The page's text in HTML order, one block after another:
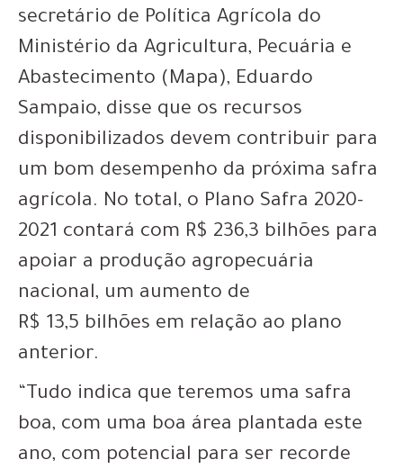
secretário de Política Agrícola do
Ministério da Agricultura, Pecuária e
Abastecimento (Mapa), Eduardo
Sampaio, disse que os recursos
disponibilizados devem contribuir para
um bom desempenho da próxima safra
agrícola. No total, o Plano Safra 2020-
2021 contará com R$ 236,3 bilhões para
apoiar a produção agropecuária
nacional, um aumento de
R$ 13,5 bilhões em relação ao plano
anterior.
“Tudo indica que teremos uma safra
boa, com uma boa área plantada este
ano, com potencial para ser recorde